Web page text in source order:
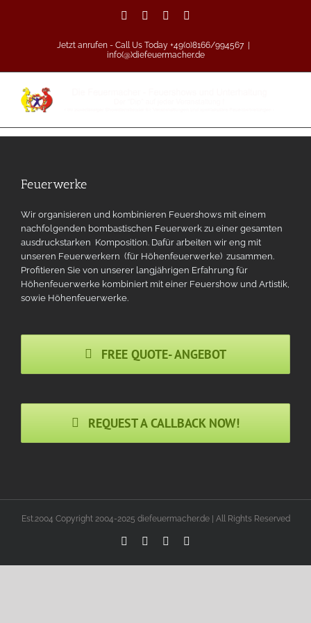
Facebook
Vimeo Pinterest
Jetzt anrufen - Call Us Today +49(0)8166/994567
info(@)diefeuermacher.de
Feuerwerke
Wir organisieren und kombinieren Feuershows mit einem
nachfolgenden bombastischen Feuerwerk zu einer gesamten
ausdruckstarken Komposition. Dafür arbeiten wir eng mit
unseren Feuerwerkern (für Höhenfeuerwerke) zusammen.
Profitieren Sie von unserer langjährigen Erfahrung für
Höhenfeuerwerke kombiniert mit einer Feuershow und Artistik,
sowie Höhenfeuerwerke.
FREE QUOTE- ANGEBOT
REQUEST A CALLBACK NOW!
Est.2004 Copyright 2004-2025 diefeuermacher.de | All Rights Reserved
Facebook
Vimeo Pinterest